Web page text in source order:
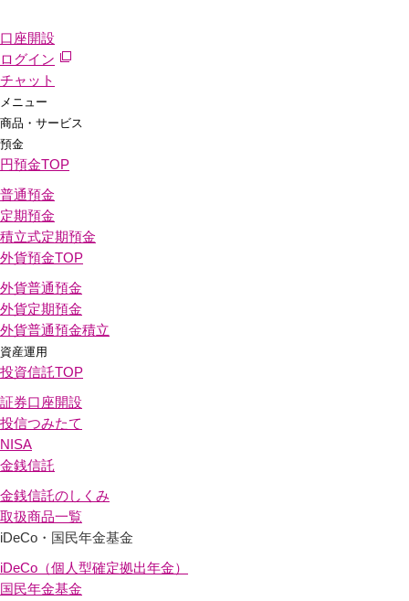
口座開設
ログイン
チャット
メニュー
商品・サービス
預金
円預金TOP
普通預金
定期預金
積立式定期預金
外貨預金TOP
外貨普通預金
外貨定期預金
外貨普通預金積立
資産運用
投資信託TOP
証券口座開設
投信つみたて
NISA
金銭信託
金銭信託のしくみ
取扱商品一覧
iDeCo・国民年金基金
iDeCo（個人型確定拠出年金）
国民年金基金